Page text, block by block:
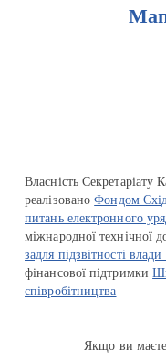
Власність Секретаріату
реалізованоФондом
питань електронного
міжнародної технічної
задля підзвітності
фінансової підтримки
співробітництва
Якщо ви маєте